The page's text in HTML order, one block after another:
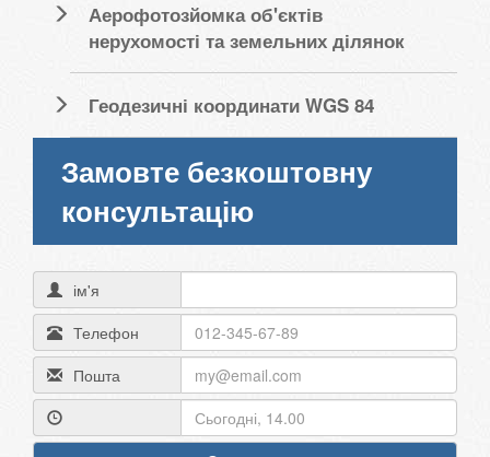
Аерофотозйомка об'єктів
нерухомості та земельних ділянок
Геодезичні координати WGS 84
Замовте безкоштовну
консультацію
ім'я
Телефон
Пошта